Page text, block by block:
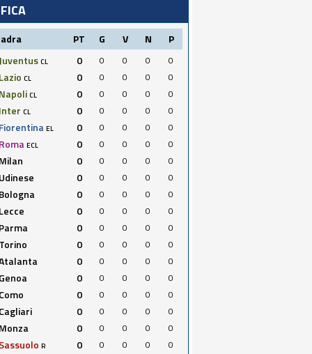
PT G V N
P
CL 0 0 0 0 0
CL 0 0 0 0 0
CL 0 0 0 0 0
CL 0 0 0 0 0
EL 0 0 0 0 0
ECL 0 0 0 0 0
0 0 0 0 0
0 0 0 0 0
0 0 0 0 0
0 0 0 0 0
0 0 0 0 0
0 0 0 0 0
0 0 0 0 0
0 0 0 0 0
0 0 0 0 0
0 0 0 0 0
0 0 0 0 0
R 0 0 0 0 0